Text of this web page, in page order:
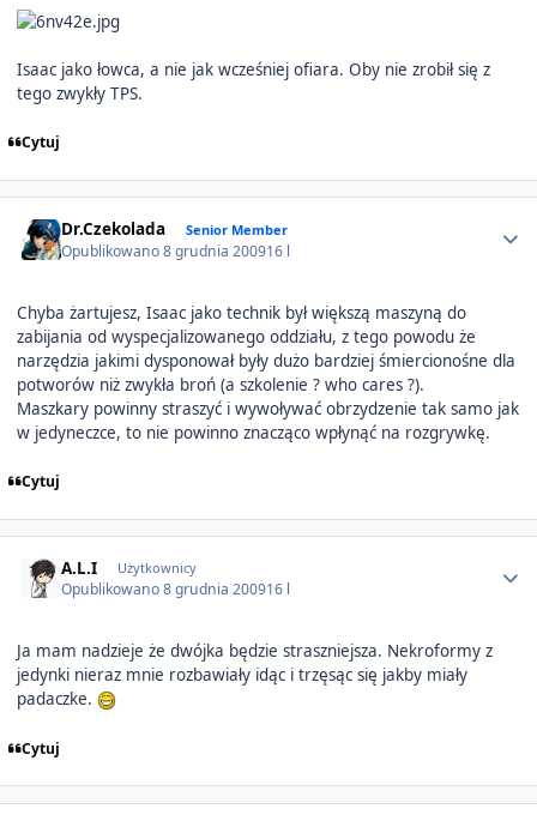
Isaac jako łowca, a nie jak wcześniej ofiara. Oby nie zrobił się z
tego zwykły TPS.
Cytuj
Dr.Czekolada Senior Member
Opublikowano8 grudnia 200916 l
Chyba żartujesz, Isaac jako technik był większą maszyną do
zabijania od wyspecjalizowanego oddziału, z tego powodu że
narzędzia jakimi dysponował były dużo bardziej śmiercionośne dla
potworów niż zwykła broń (a szkolenie ? who cares ?).
Maszkary powinny straszyć i wywoływać obrzydzenie tak samo jak
w jedyneczce, to nie powinno znacząco wpłynąć na rozgrywkę.
Cytuj
A.L.I Użytkownicy
Opublikowano8 grudnia 200916 l
Ja mam nadzieje że dwójka będzie straszniejsza. Nekroformy z
jedynki nieraz mnie rozbawiały idąc i trzęsąc się jakby miały
padaczke.
Cytuj